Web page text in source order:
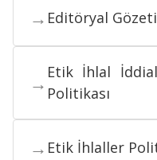
→ Editöryal
→ Etik İhlal
Politikası
→ Etik İhlaller